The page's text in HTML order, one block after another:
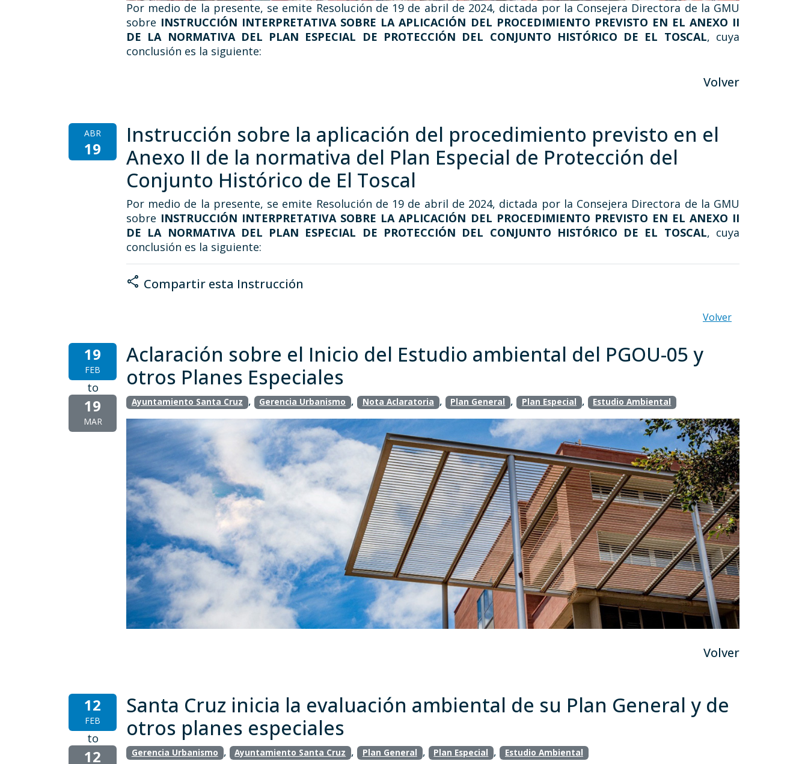
Por medio de la presente, se emite Resolución de 19 de abril de 2024, dictada por la Consejera Directora de la GMU
sobre INSTRUCCIÓN INTERPRETATIVA SOBRE LA APLICACIÓN DEL PROCEDIMIENTO PREVISTO EN EL ANEXO II
DE LA NORMATIVA DEL PLAN ESPECIAL DE PROTECCIÓN DEL CONJUNTO HISTÓRICO DE EL TOSCAL, cuya
conclusión es la siguiente:
Volver
ABR
19
Instrucción sobre la aplicación del procedimiento previsto en el
Anexo II de la normativa del Plan Especial de Protección del
Conjunto Histórico de El Toscal
Por medio de la presente, se emite Resolución de 19 de abril de 2024, dictada por la Consejera Directora de la GMU
sobre INSTRUCCIÓN INTERPRETATIVA SOBRE LA APLICACIÓN DEL PROCEDIMIENTO PREVISTO EN EL ANEXO II
DE LA NORMATIVA DEL PLAN ESPECIAL DE PROTECCIÓN DEL CONJUNTO HISTÓRICO DE EL TOSCAL, cuya
conclusión es la siguiente:
share Compartir esta Instrucción
Volver
19
FEB
to
19
MAR
Aclaración sobre el Inicio del Estudio ambiental del PGOU-05 y
otros Planes Especiales
Ayuntamiento Santa Cruz , Gerencia Urbanismo , Nota Aclaratoria , Plan General , Plan Especial , Estudio Ambiental
Volver
12
FEB
to
12
Santa Cruz inicia la evaluación ambiental de su Plan General y de
otros planes especiales
Gerencia Urbanismo , Ayuntamiento Santa Cruz , Plan General , Plan Especial , Estudio Ambiental